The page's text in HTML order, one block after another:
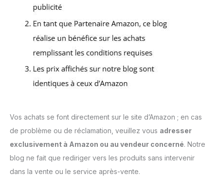
Vos achats se font directement sur le site d’Amazon ; en cas
de problème ou de réclamation, veuillez vous adresser
exclusivement à Amazon ou au vendeur concerné. Notre
blog ne fait que rediriger vers les produits sans intervenir
dans la vente ou le service après-vente.